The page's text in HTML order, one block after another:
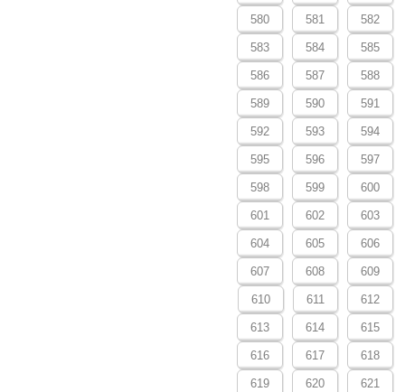
580 581 582
583 584 585
586 587 588
589 590 591
592 593 594
595 596 597
598 599 600
601 602 603
604 605 606
607 608 609
610 611 612
613 614 615
616 617 618
619 620 621